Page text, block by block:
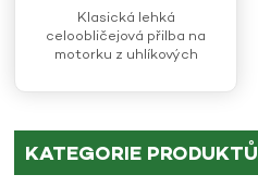
Klasická lehká
celoobličejová přilba na
motorku z uhlíkových
KATEGORIE PRODUKTŮ